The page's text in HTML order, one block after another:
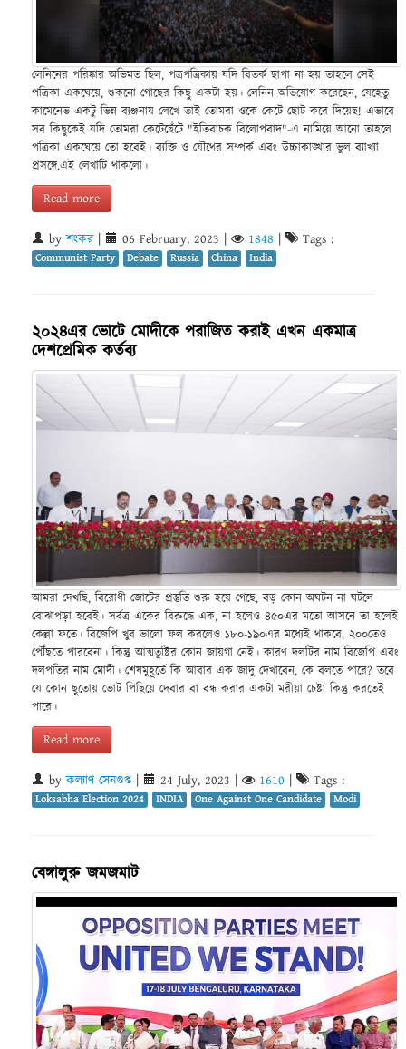
লেনিনের পরিষ্কার অভিমত ছিল, পত্রপত্রিকায় যদি বিতর্ক ছাপা না হয় তাহলে সেই
পত্রিকা একঘেয়ে, শুকনো গোছের কিছু একটা হয়। লেনিন অভিযোগ করেছেন, যেহেতু
কামেনেভ একটু ভিন্ন ব্যঞ্জনায় লেখে তাই তোমরা ওকে কেটে ছোট করে দিয়েছ! এভাবে
সব কিছুকেই যদি তোমরা কেটেছেঁটে "ইতিবাচক বিলোপবাদ"-এ নামিয়ে আনো তাহলে
পত্রিকা একঘেয়ে তো হবেই। ব্যক্তি ও যৌথের সম্পর্ক এবং উচ্চাকাঙ্খার ভুল ব্যাখ্যা
প্রসঙ্গে.এই লেখাটি থাকলো।
Read more
byশংকর| 06 February, 2023 1848 Tags :
Communist Party Debate Russia China India
২০২৪এর ভোটে মোদীকে পরাজিত করাই এখন একমাত্র
দেশপ্রেমিক কর্তব্য
আমরা দেখছি, বিরোধী জোটের প্রস্তুতি শুরু হয়ে গেছে, বড় কোন অঘটন না ঘটলে
বোঝাপড়া হবেই। সর্বত্র একের বিরুদ্ধে এক, না হলেও ৪৫০এর মতো আসনে তা হলেই
কেল্লা ফতে। বিজেপি খুব ভালো ফল করলেও ১৮০-১৯০এর মধ্যেই থাকবে, ২০০তেও
পৌঁছতে পারবেনা। কিন্তু আত্মতুষ্টির কোন জায়গা নেই। কারণ দলটির নাম বিজেপি এবং
দলপতির নাম মোদী। শেষমুহূর্তে কি আবার এক জাদু দেখাবেন, কে বলতে পারে? তবে
যে কোন ছুতোয় ভোট পিছিয়ে দেবার বা বন্ধ করার একটা মরীয়া চেষ্টা কিন্তু করতেই
পারে।
Read more
byকল্যাণ সেনগুপ্ত 24 July, 2023 1610 Tags :
Loksabha Election 2024 INDIA One Against One Candidate Modi
বেঙ্গালুরু জমজমাট